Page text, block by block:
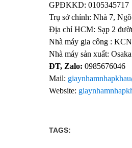
GPĐKKD: 0105345717
Trụ sở chính: Nhà 7,
Địa chỉ HCM: Sạp 2
Nhà máy gia công :
Nhà máy sản xuất:
ĐT, Zalo: 0985676046
Mail:
Website:
TAGS: